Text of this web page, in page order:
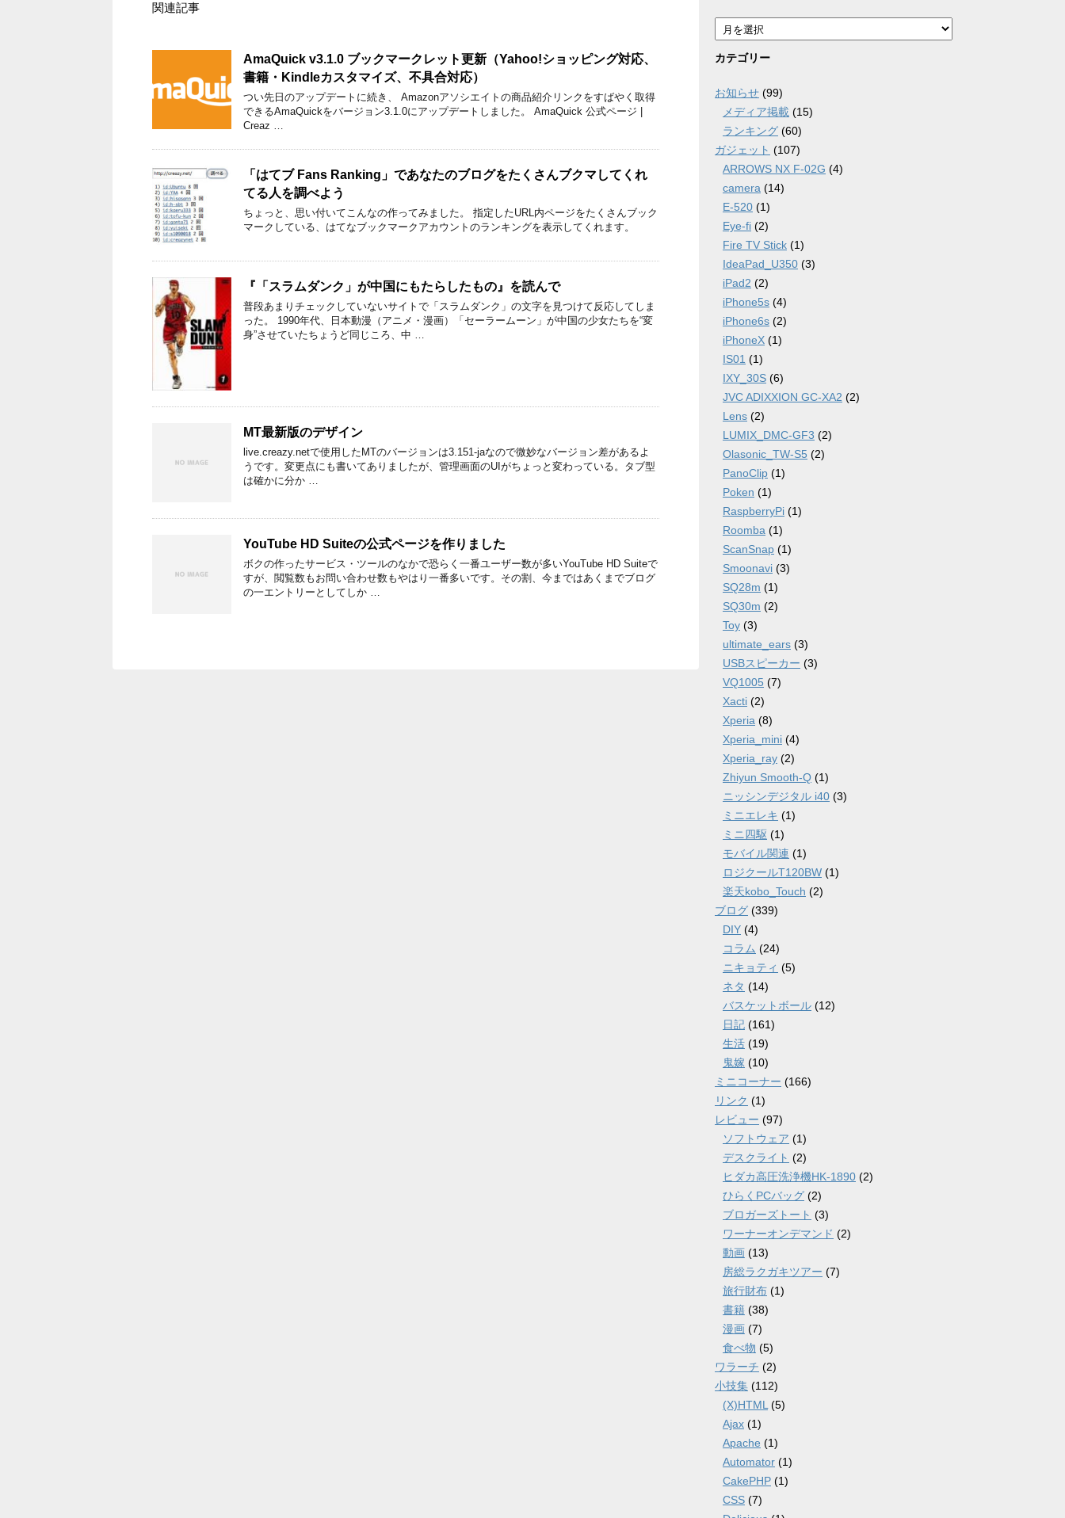
関連記事
AmaQuick v3.1.0 ブックマークレット更新（Yahoo!ショッピング対応、
書籍・Kindleカスタマイズ、不具合対応）
つい先日のアップデートに続き、 Amazonアソシエイトの商品紹介リンクをすばやく取得
できるAmaQuickをバージョン3.1.0にアップデートしました。 AmaQuick 公式ページ |
Creaz …
「はてブ Fans Ranking」であなたのブログをたくさんブクマしてくれ
てる人を調べよう
ちょっと、思い付いてこんなの作ってみました。 指定したURL内ページをたくさんブック
マークしている、はてなブックマークアカウントのランキングを表示してくれます。
『「スラムダンク」が中国にもたらしたもの』を読んで
普段あまりチェックしていないサイトで「スラムダンク」の文字を見つけて反応してしま
った。 1990年代、日本動漫（アニメ・漫画）「セーラームーン」が中国の少女たちを“変
身”させていたちょうど同じころ、中 …
MT最新版のデザイン
live.creazy.netで使用したMTのバージョンは3.151-jaなので微妙なバージョン差があるよ
うです。変更点にも書いてありましたが、管理画面のUIがちょっと変わっている。タブ型
は確かに分か …
YouTube HD Suiteの公式ページを作りました
ボクの作ったサービス・ツールのなかで恐らく一番ユーザー数が多いYouTube HD Suiteで
すが、閲覧数もお問い合わせ数もやはり一番多いです。その割、今まではあくまでブログ
の一エントリーとしてしか …
ア
ー
カ
ブ
カテゴリー
お知らせ (99)
メディア掲載 (15)
ランキング (60)
ガジェット (107)
ARROWS NX F-02G (4)
camera (14)
E-520 (1)
Eye-fi (2)
Fire TV Stick (1)
IdeaPad_U350 (3)
iPad2 (2)
iPhone5s (4)
iPhone6s (2)
iPhoneX (1)
IS01 (1)
IXY_30S (6)
JVC ADIXXION GC-XA2 (2)
Lens (2)
LUMIX_DMC-GF3 (2)
Olasonic_TW-S5 (2)
PanoClip (1)
Poken (1)
RaspberryPi (1)
Roomba (1)
ScanSnap (1)
Smoonavi (3)
SQ28m (1)
SQ30m (2)
Toy (3)
ultimate_ears (3)
USBスピーカー (3)
VQ1005 (7)
Xacti (2)
Xperia (8)
Xperia_mini (4)
Xperia_ray (2)
Zhiyun Smooth-Q (1)
ニッシンデジタル i40 (3)
ミニエレキ (1)
ミニ四駆 (1)
モバイル関連 (1)
ロジクールT120BW (1)
楽天kobo_Touch (2)
ブログ (339)
DIY (4)
コラム (24)
ニキョティ (5)
ネタ (14)
バスケットボール (12)
日記 (161)
生活 (19)
鬼嫁 (10)
ミニコーナー (166)
リンク (1)
レビュー (97)
ソフトウェア (1)
デスクライト (2)
ヒダカ高圧洗浄機HK-1890 (2)
ひらくPCバッグ (2)
ブロガーズトート (3)
ワーナーオンデマンド (2)
動画 (13)
房総ラクガキツアー (7)
旅行財布 (1)
書籍 (38)
漫画 (7)
食べ物 (5)
ワラーチ (2)
小技集 (112)
(X)HTML (5)
Ajax (1)
Apache (1)
Automator (1)
CakePHP (1)
CSS (7)